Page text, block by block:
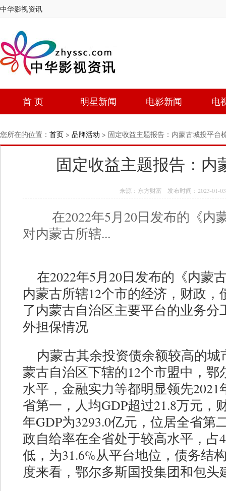
中华影视资讯
首 页 明星新闻 电影新闻 电
您所在的位置： 首页 > 品牌活动 > 固定收益主题报告：内蒙古城投平台
固定收益主题报告：内
来源：东方财富 发布时间：2023-01-
在2022年5月20日发布的《内
对内蒙古所辖...
在2022年5月20日发布的《内蒙
内蒙古所辖12个市的经济，财政
了内蒙古自治区主要平台的业务
外担保情况
内蒙古其余投资债余额较高的
蒙古自治区下辖的12个市盟中，
水平，金融实力等都明显领先2021
省第一，人均GDP超过21.8万元，
年GDP为3293.0亿元，位居全省第
政自给率在全省处于较高水平，占
低，为31.6%从平台地位，债务结
度来看，鄂尔多斯国投集团和包头